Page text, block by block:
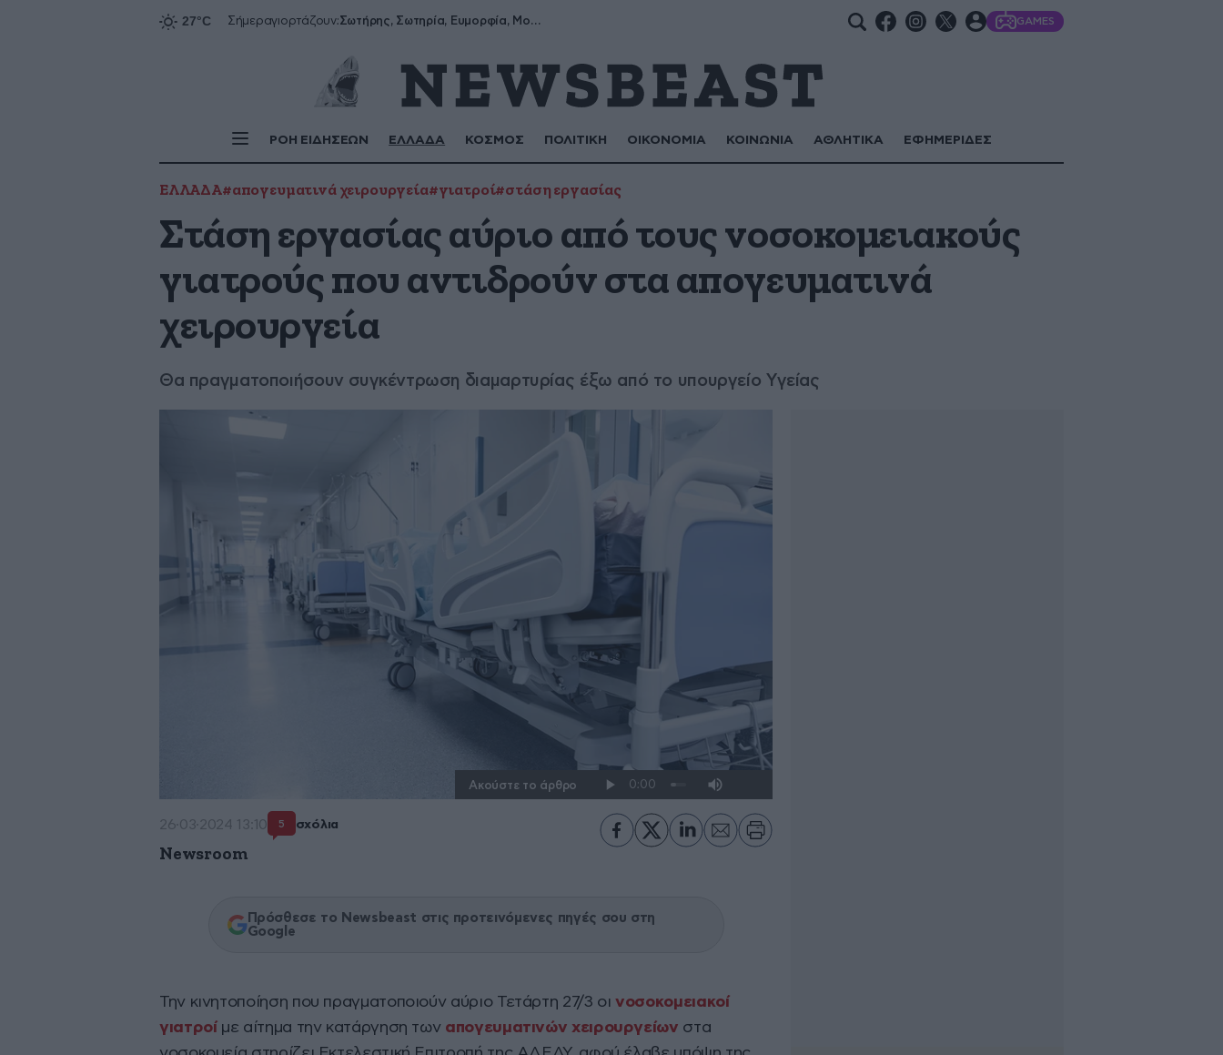
Σήμεραγιορτάζουν: Σωτήρης, Σωτηρία, Ευμορφία, Μορφούλα GAMES
ΡΟΗ ΕΙΔΗΣΕΩΝ ΕΛΛΑΔΑ ΚΟΣΜΟΣ ΠΟΛΙΤΙΚΗ ΟΙΚΟΝΟΜΙΑ ΚΟΙΝΩΝΙΑ ΑΘΛΗΤΙΚΑ ΕΦΗΜΕΡΙΔΕΣ
ΕΛΛΑΔΑ#απογευματινά χειρουργεία#γιατροί#στάση εργασίας
Στάση εργασίας αύριο από τους νοσοκομειακούς
γιατρούς που αντιδρούν στα απογευματινά
χειρουργεία
Θα πραγματοποιήσουν συγκέντρωση διαμαρτυρίας έξω από το υπουργείο Υγείας
Ακούστε το άρθρο
26·03·2024 13:10 5 σχόλια
Newsroom
Πρόσθεσε το Newsbeast στις προτεινόμενες πηγές σου στη
Google
Την κινητοποίηση που πραγματοποιούν αύριο Τετάρτη 27/3 οι νοσοκομειακοί
γιατροίμε αίτημα την κατάργηση των απογευματινών χειρουργείων στα